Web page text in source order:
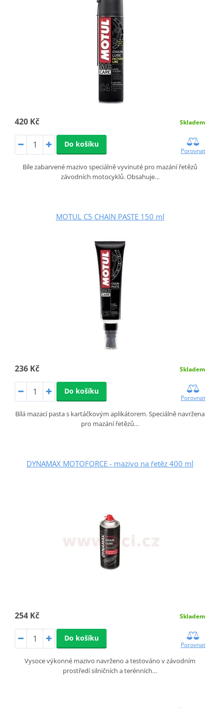
420 Kč Skladem
Do košíku
Porovnat
Bíle zabarvené mazivo speciálně vyvinuté pro mazání řetězů
závodních motocyklů. Obsahuje…
MOTUL C5 CHAIN PASTE 150 ml
236 Kč Skladem
Do košíku
Porovnat
Bílá mazací pasta s kartáčkovým aplikátorem. Speciálně navržena
pro mazání řetězů…
DYNAMAX MOTOFORCE - mazivo na řetěz 400 ml
254 Kč Skladem
Do košíku
Porovnat
Vysoce výkonné mazivo navrženo a testováno v závodním
prostředí silničních a terénních…